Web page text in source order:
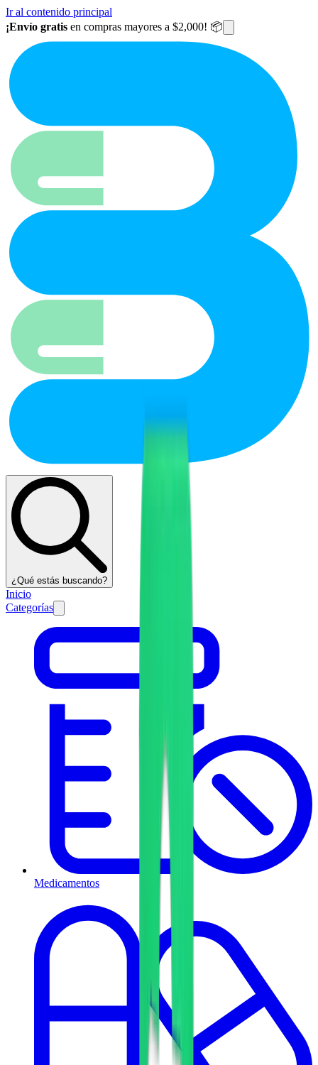
Ir al contenido principal
¡Envío gratis en compras mayores a $2,000! 📦
¿Qué estás buscando?
Inicio
Categorías
Medicamentos